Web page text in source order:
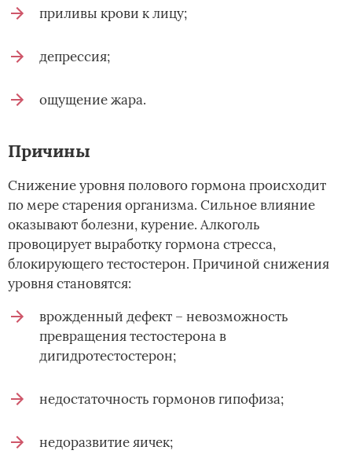
приливы крови к лицу;
депрессия;
ощущение жара.
Причины
Снижение уровня полового гормона происходит
по мере старения организма. Сильное влияние
оказывают болезни, курение. Алкоголь
провоцирует выработку гормона стресса,
блокирующего тестостерон. Причиной снижения
уровня становятся:
врожденный дефект – невозможность
превращения тестостерона в
дигидротестостерон;
недостаточность гормонов гипофиза;
недоразвитие яичек;